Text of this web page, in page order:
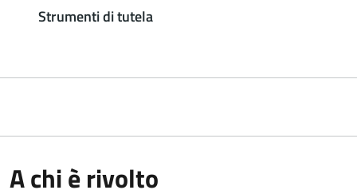
Strumenti di tutela
A chi è rivolto